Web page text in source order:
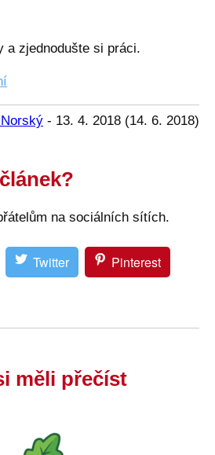
a zjednodušte si práci.
- 13. 4. 2018 (14. 6. 2018)
na sociálních sítích.
Twitter Pinterest
měli přečíst